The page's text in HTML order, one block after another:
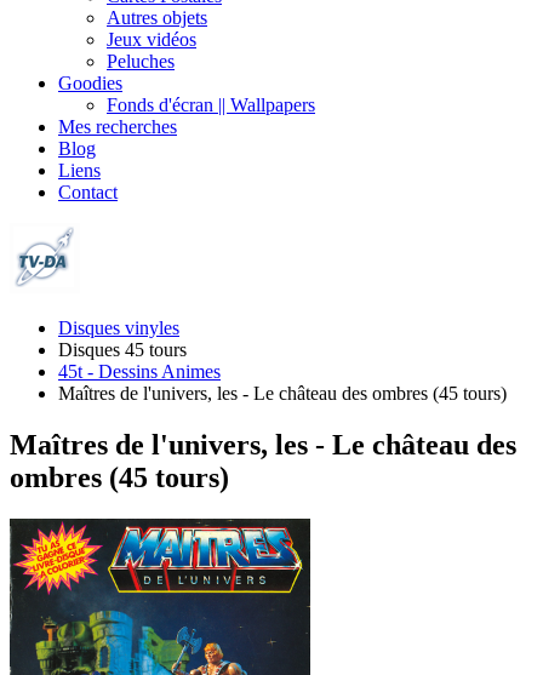
Autres objets
Jeux vidéos
Peluches
Goodies
Fonds d'écran || Wallpapers
Mes recherches
Blog
Liens
Contact
Disques vinyles
Disques 45 tours
45t - Dessins Animes
Maîtres de l'univers, les - Le château des ombres (45 tours)
Maîtres de l'univers, les - Le château des
ombres (45 tours)